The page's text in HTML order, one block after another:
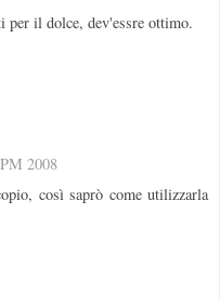
per il dolce, dev'essre ottimo.
2008
così saprò come utilizzarla